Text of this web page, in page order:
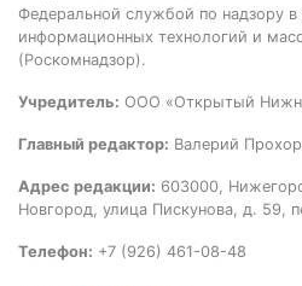
Федеральной службой по надзору в
информационных технологий и
(Роскомнадзор).
Учредитель: ООО «Открытый
Главный редактор: Валерий
Адрес редакции: 603000,
Новгород, улица Пискунова, д. 59,
Телефон: +7 (926) 461-08-48